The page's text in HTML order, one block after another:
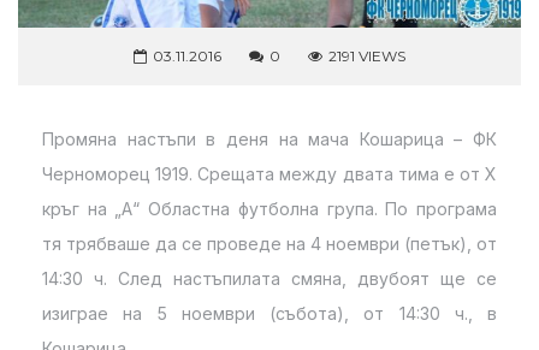
03.11.2016 0 2191 VIEWS
Промяна настъпи в деня на мача Кошарица – ФК
Черноморец 1919. Срещата между двата тима е от Х
кръг на „А“ Областна футболна група. По програма
тя трябваше да се проведе на 4 ноември (петък), от
14:30 ч. След настъпилата смяна, двубоят ще се
изиграе на 5 ноември (събота), от 14:30 ч., в